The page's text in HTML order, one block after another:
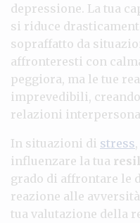
depressione. La tua
si riduce
sopraffatto da
affronteresti con
peggiora, ma le tue
imprevedibili,
relazioni
In situazioni di stress
influenzare la tua
grado di affrontare le
reazione alle
tua valutazione della